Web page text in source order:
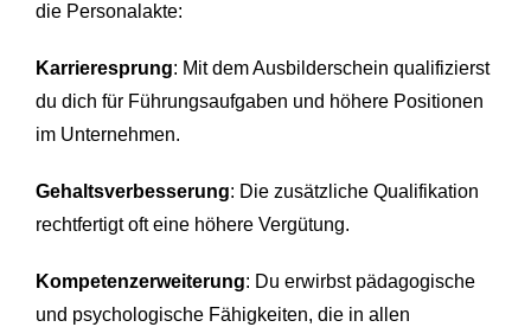
die Personalakte:
Karrieresprung: Mit dem Ausbilderschein qualifizierst
du dich für Führungsaufgaben und höhere Positionen
im Unternehmen.
Gehaltsverbesserung: Die zusätzliche Qualifikation
rechtfertigt oft eine höhere Vergütung.
Kompetenzerweiterung: Du erwirbst pädagogische
und psychologische Fähigkeiten, die in allen